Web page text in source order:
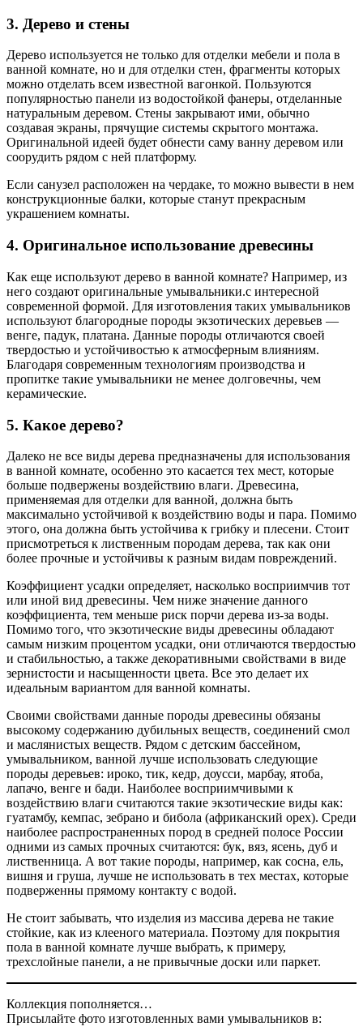
3. Дерево и стены
Дерево используется не только для отделки мебели и пола в
ванной комнате, но и для отделки стен, фрагменты которых
можно отделать всем известной вагонкой. Пользуются
популярностью панели из водостойкой фанеры, отделанные
натуральным деревом. Стены закрывают ими, обычно
создавая экраны, прячущие системы скрытого монтажа.
Оригинальной идеей будет обнести саму ванну деревом или
соорудить рядом с ней платформу.
Если санузел расположен на чердаке, то можно вывести в нем
конструкционные балки, которые станут прекрасным
украшением комнаты.
4. Оригинальное использование древесины
Как еще используют дерево в ванной комнате? Например, из
него создают оригинальные умывальники.с интересной
современной формой. Для изготовления таких умывальников
используют благородные породы экзотических деревьев —
венге, падук, платана. Данные породы отличаются своей
твердостью и устойчивостью к атмосферным влияниям.
Благодаря современным технологиям производства и
пропитке такие умывальники не менее долговечны, чем
керамические.
5. Какое дерево?
Далеко не все виды дерева предназначены для использования
в ванной комнате, особенно это касается тех мест, которые
больше подвержены воздействию влаги. Древесина,
применяемая для отделки для ванной, должна быть
максимально устойчивой к воздействию воды и пара. Помимо
этого, она должна быть устойчива к грибку и плесени. Стоит
присмотреться к лиственным породам дерева, так как они
более прочные и устойчивы к разным видам повреждений.
Коэффициент усадки определяет, насколько восприимчив тот
или иной вид древесины. Чем ниже значение данного
коэффициента, тем меньше риск порчи дерева из-за воды.
Помимо того, что экзотические виды древесины обладают
самым низким процентом усадки, они отличаются твердостью
и стабильностью, а также декоративными свойствами в виде
зернистости и насыщенности цвета. Все это делает их
идеальным вариантом для ванной комнаты.
Своими свойствами данные породы древесины обязаны
высокому содержанию дубильных веществ, соединений смол
и маслянистых веществ. Рядом с детским бассейном,
умывальником, ванной лучше использовать следующие
породы деревьев: ироко, тик, кедр, доусси, марбау, ятоба,
лапачо, венге и бади. Наиболее восприимчивыми к
воздействию влаги считаются такие экзотические виды как:
гуатамбу, кемпас, зебрано и бибола (африканский орех). Среди
наиболее распространенных пород в средней полосе России
одними из самых прочных считаются: бук, вяз, ясень, дуб и
лиственница. А вот такие породы, например, как сосна, ель,
вишня и груша, лучше не использовать в тех местах, которые
подверженны прямому контакту с водой.
Не стоит забывать, что изделия из массива дерева не такие
стойкие, как из клееного материала. Поэтому для покрытия
пола в ванной комнате лучше выбрать, к примеру,
трехслойные панели, а не привычные доски или паркет.
Коллекция пополняется…
Присылайте фото изготовленных вами умывальников в: